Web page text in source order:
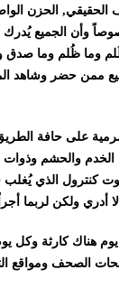
الحقيقي, الحزن
وأن الجميع
وما ظُلم وما
ممن حضر وشاهد
على حافة الطريق
الخدم والحشم
كنترول الذي
هناك كارثة وكل
الصحف ومواقع